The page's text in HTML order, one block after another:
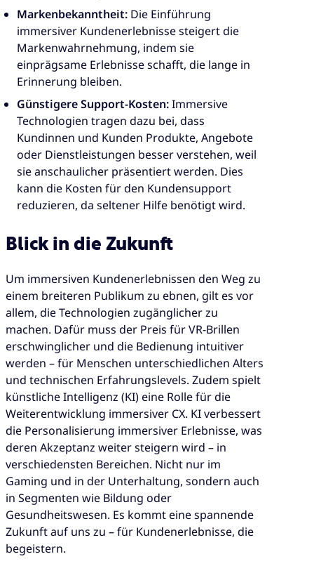
Markenbekanntheit: Die Einführung
immersiver Kundenerlebnisse steigert die
Markenwahrnehmung, indem sie
einprägsame Erlebnisse schafft, die lange in
Erinnerung bleiben.
Günstigere Support-Kosten:Immersive
Technologien tragen dazu bei, dass
Kundinnen und Kunden Produkte, Angebote
oder Dienstleistungen besser verstehen, weil
sie anschaulicher präsentiert werden. Dies
kann die Kosten für den Kundensupport
reduzieren, da seltener Hilfe benötigt wird.
Blick in die Zukunft
Um immersiven Kundenerlebnissen den Weg zu
einem breiteren Publikum zu ebnen, gilt es vor
allem, die Technologien zugänglicher zu
machen. Dafür muss der Preis für VR-Brillen
erschwinglicher und die Bedienung intuitiver
werden – für Menschen unterschiedlichen Alters
und technischen Erfahrungslevels. Zudem spielt
künstliche Intelligenz (KI) eine Rolle für die
Weiterentwicklung immersiver CX. KI verbessert
die Personalisierung immersiver Erlebnisse, was
deren Akzeptanz weiter steigern wird – in
verschiedensten Bereichen. Nicht nur im
Gaming und in der Unterhaltung, sondern auch
in Segmenten wie Bildung oder
Gesundheitswesen. Es kommt eine spannende
Zukunft auf uns zu – für Kundenerlebnisse, die
begeistern.